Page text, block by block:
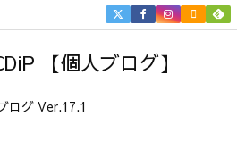
【個人ブログ】
ログ Ver.17.1

